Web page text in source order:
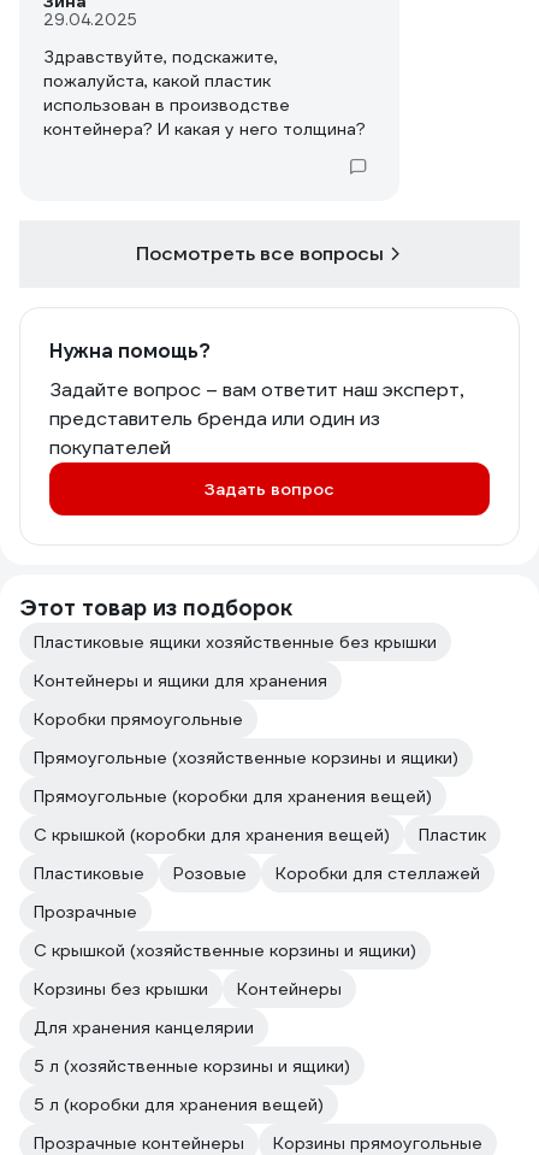
29.04.2025
Здравствуйте, подскажите,
пожалуйста, какой пластик
использован в производстве
контейнера? И какая у него толщина?
Посмотреть все вопросы
Нужна помощь?
Задайте вопрос – вам ответит наш эксперт,
представитель бренда или один из
покупателей
Задать вопрос
Этот товар из подборок
Пластиковые ящики хозяйственные без крышки
Контейнеры и ящики для хранения
Коробки прямоугольные
Прямоугольные (хозяйственные корзины и ящики)
Прямоугольные (коробки для хранения вещей)
С крышкой (коробки для хранения вещей)
Пластик
Пластиковые
Розовые
Коробки для стеллажей
Прозрачные
С крышкой (хозяйственные корзины и ящики)
Корзины без крышки
Контейнеры
Для хранения канцелярии
5 л (хозяйственные корзины и ящики)
5 л (коробки для хранения вещей)
Прозрачные контейнеры
Корзины прямоугольные